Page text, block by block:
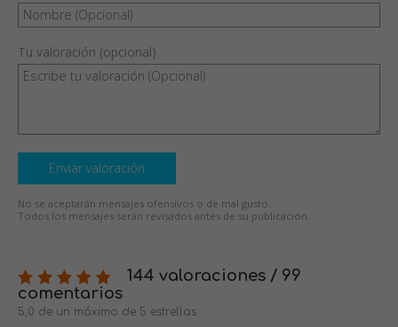
Tu valoración (opcional)
Enviar valoración
No se aceptarán mensajes ofensivos o de mal gusto.
Todos los mensajes serán revisados antes de su publicación.
144 valoraciones / 99
comentarios
5,0 de un máximo de 5 estrellas